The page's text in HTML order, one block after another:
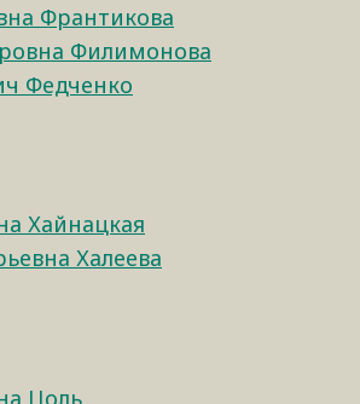
Франтикова
Филимонова
Федченко
Хайнацкая
Халеева